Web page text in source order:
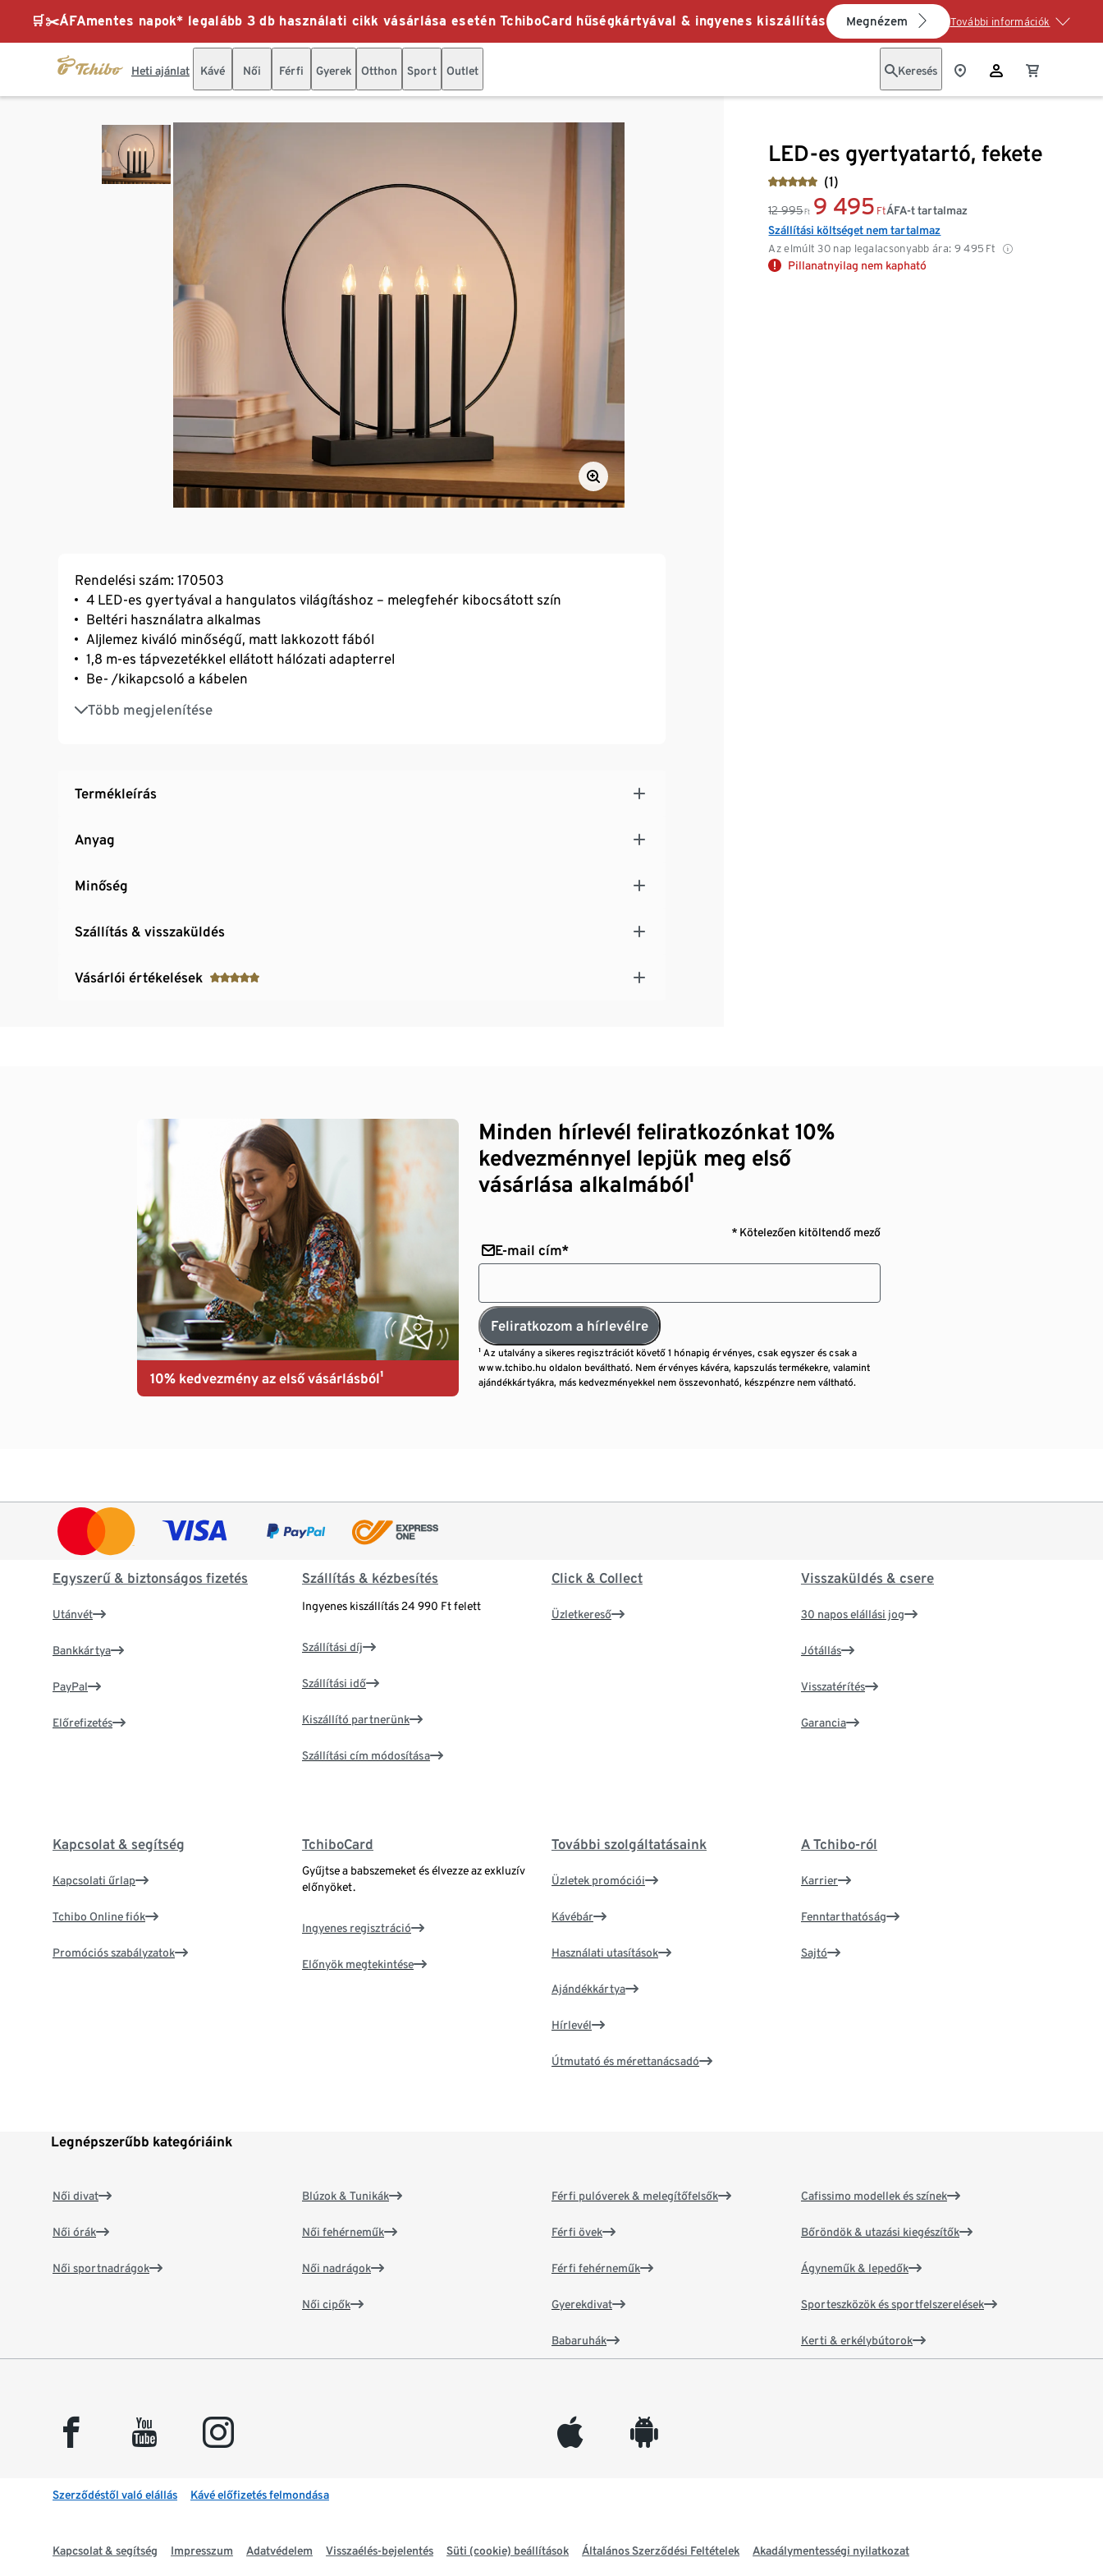
🛒✂️ÁFAmentes napok* legalább 3 db használati cikk vásárlása esetén TchiboCard hűségkártyával & ingyenes kiszállítás Megnézem További információk
Heti ajánlat Kávé Női Férfi Gyerek Otthon Sport Outlet Keresés
LED-es gyertyatartó, fekete
(1)
12 995 Ft 9 495 Ft
Az elmúlt 30 nap legalacsonyabb ára: 9 495 Ft
ÁFA-t tartalmaz
Szállítási költséget nem tartalmaz
Pillanatnyilag nem kapható
Rendelési szám: 170503
4 LED-es gyertyával a hangulatos világításhoz – melegfehér kibocsátott szín
Beltéri használatra alkalmas
Aljlemez kiváló minőségű, matt lakkozott fából
1,8 m-es tápvezetékkel ellátott hálózati adapterrel
Be- /kikapcsoló a kábelen
Több megjelenítése
Padlóvédő alsó oldallal
Termékleírás
Anyag
Minőség
Szállítás & visszaküldés
Vásárlói értékelések
10% kedvezmény az első vásárlásból¹
Minden hírlevél feliratkozónkat 10%
kedvezménnyel lepjük meg első
vásárlása alkalmából¹
* Kötelezően kitöltendő mező
E-mail cím*
Feliratkozom a hírlevélre
¹ Az utalvány a sikeres regisztrációt követő 1 hónapig érvényes, csak egyszer és csak a
www.tchibo.hu oldalon beváltható. Nem érvényes kávéra, kapszulás termékekre, valamint
ajándékkártyákra, más kedvezményekkel nem összevonható, készpénzre nem váltható.
Egyszerű & biztonságos fizetés
Utánvét
Bankkártya
PayPal
Előrefizetés
Szállítás & kézbesítés
Ingyenes kiszállítás 24 990 Ft felett
Szállítási díj
Szállítási idő
Kiszállító partnerünk
Szállítási cím módosítása
Click & Collect
Üzletkereső
Visszaküldés & csere
30 napos elállási jog
Jótállás
Visszatérítés
Garancia
Kapcsolat & segítség
Kapcsolati űrlap
Tchibo Online fiók
Promóciós szabályzatok
TchiboCard
Gyűjtse a babszemeket és élvezze az exkluzív
előnyöket.
Ingyenes regisztráció
Előnyök megtekintése
További szolgáltatásaink
Üzletek promóciói
Kávébár
Használati utasítások
Ajándékkártya
Hírlevél
Útmutató és mérettanácsadó
A Tchibo-ról
Karrier
Fenntarthatóság
Sajtó
Legnépszerűbb kategóriáink
Női divat
Női órák
Női sportnadrágok
Blúzok & Tunikák
Női fehérneműk
Női nadrágok
Női cipők
Férfi pulóverek & melegítőfelsők
Férfi övek
Férfi fehérneműk
Gyerekdivat
Babaruhák
Cafissimo modellek és színek
Bőröndök & utazási kiegészítők
Ágyneműk & lepedők
Sporteszközök és sportfelszerelések
Kerti & erkélybútorok
facebook youtube instagram appleinc android
Szerződéstől való elállás Kávé előfizetés felmondása
Kapcsolat & segítség Impresszum Adatvédelem Visszaélés-bejelentés Süti (cookie) beállítások Általános Szerződési Feltételek Akadálymentességi nyilatkozat